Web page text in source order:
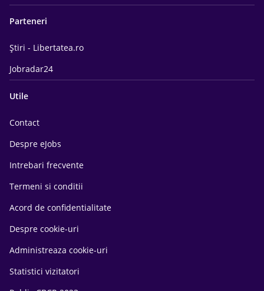
Parteneri
Știri - Libertatea.ro
Jobradar24
Utile
Contact
Despre eJobs
Intrebari frecvente
Termeni si conditii
Acord de confidentialitate
Despre cookie-uri
Administreaza cookie-uri
Statistici vizitatori